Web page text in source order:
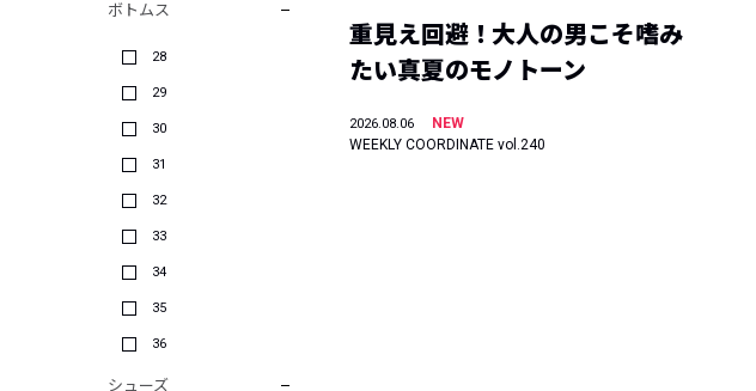
ボトムス
28
29
30
31
32
33
34
35
36
シューズ
重見え回避！大人の男こそ嗜み
たい真夏のモノトーン
2026.08.06
NEW
WEEKLY COORDINATE vol.240